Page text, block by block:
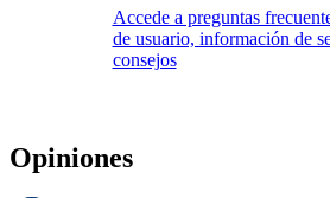
Accede a preguntas
de usuario, información de
consejos
Opiniones